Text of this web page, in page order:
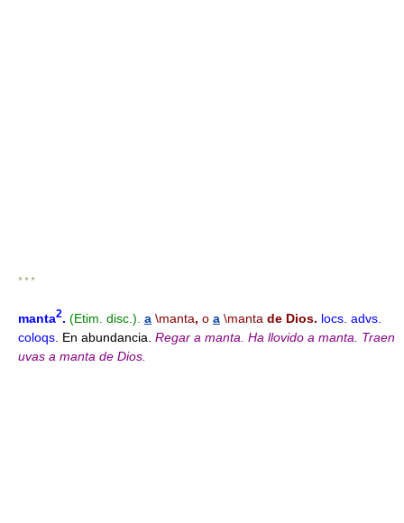
* * *
manta2. (Etim. disc.). a \manta, o a \manta de Dios. locs. advs.
coloqs. En abundancia. Regar a manta. Ha llovido a manta.
Traen
uvas a manta de Dios.